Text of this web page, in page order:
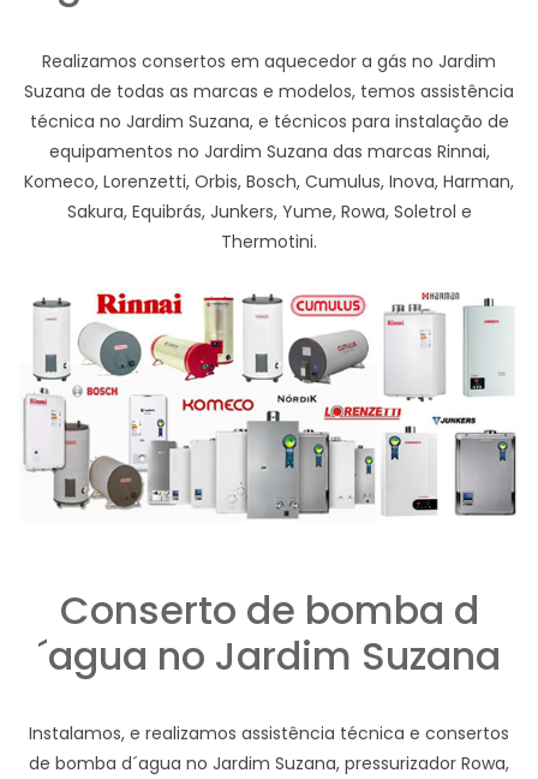
Realizamos consertos em aquecedor a gás no Jardim
Suzana de todas as marcas e modelos, temos assistência
técnica no Jardim Suzana, e técnicos para instalação de
equipamentos no Jardim Suzana das marcas Rinnai,
Komeco, Lorenzetti, Orbis, Bosch, Cumulus, Inova, Harman,
Sakura, Equibrás, Junkers, Yume, Rowa, Soletrol e
Thermotini.
Conserto de bomba d
´agua no Jardim Suzana
Instalamos, e realizamos assistência técnica e consertos
de bomba d´agua no Jardim Suzana, pressurizador Rowa,